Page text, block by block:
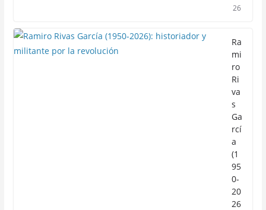
26
Ra
mi
ro
Ri
va
s
Ga
rcí
a
(1
95
0-
20
26